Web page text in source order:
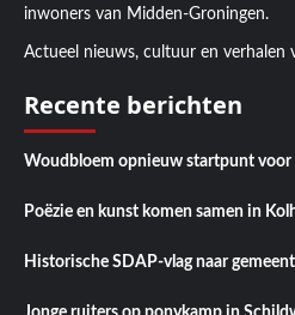
inwoners van Midden-Groningen.
Actueel nieuws, cultuur en verhalen
Recente berichten
Woudbloem opnieuw startpunt voor
Poëzie en kunst komen samen in
Historische SDAP-vlag naar